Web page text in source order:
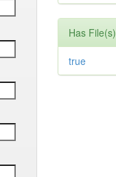
Has File(s)
true